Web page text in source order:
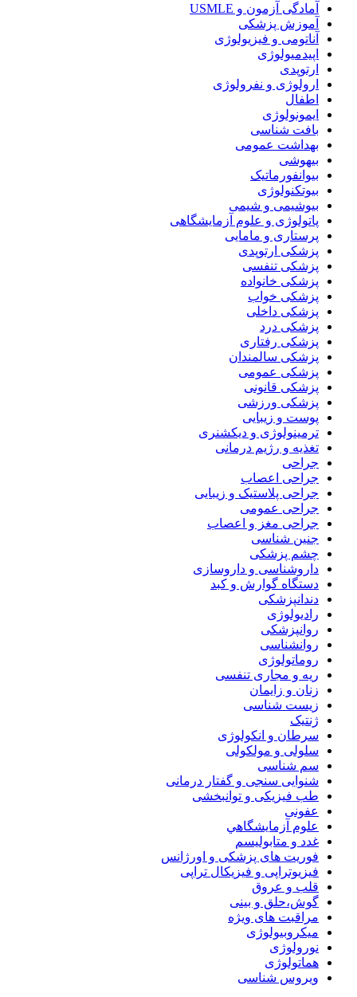
آمادگی آزمون و USMLE
آموزش پزشکی
آناتومی و فیزیولوژی
اپیدمیولوژی
ارتوپدی
ارولوژی و نفرولوژی
اطفال
ایمونولوژی
بافت شناسی
بهداشت عمومی
بیهوشی
بیوانفورماتیک
بیوتکنولوژی
بیوشیمی و شیمی
پاتولوژی و علوم آزمایشگاهی
پرستاری و مامایی
پزشکی ارتوپدی
پزشکی تنفسی
پزشکی خانواده
پزشکی خواب
پزشکی داخلی
پزشکی درد
پزشکی رفتاری
پزشکی سالمندان
پزشکی عمومی
پزشکی قانونی
پزشکی ورزشی
پوست و زیبایی
ترمینولوژی و دیکشنری
تغذیه و رژیم درمانی
جراحی
جراحی اعصاب
جراحی پلاستیک و زیبایی
جراحی عمومی
جراحی مغز و اعصاب
جنین شناسی
چشم پزشکی
داروشناسی و داروسازی
دستگاه گوارش و کبد
دندانپزشکی
رادیولوژی
روانپزشکی
روانشناسی
روماتولوژی
ریه و مجاری تنفسی
زنان و زایمان
زیست شناسی
ژنتیک
سرطان و انکولوژی
سلولی و مولکولی
سم شناسی
شنوایی سنجی و گفتار درمانی
طب فیزیکی و توانبخشی
عفونی
علوم آزمايشگاهي
غدد و متابولیسم
فوریت های پزشکی و اورژانس
فیزیوتراپی و فیزیکال تراپی
قلب و عروق
گوش،حلق و بینی
مراقبت های ویژه
میکروبیولوژی
نورولوژی
هماتولوژی
ویروس شناسی